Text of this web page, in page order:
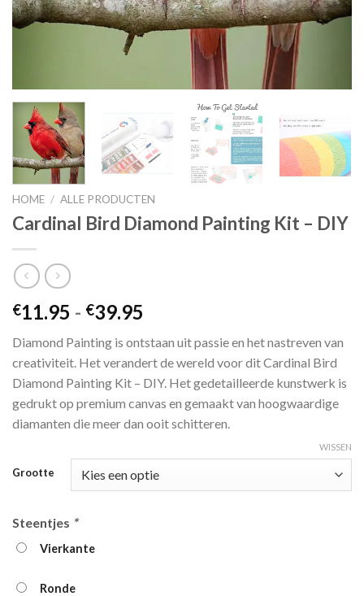
HOME / ALLE PRODUCTEN
Cardinal Bird Diamond Painting Kit – DIY
€11.95 - €39.95
tot
€39.95
Diamond Painting is ontstaan ​​uit passie en het nastreven van
creativiteit. Het verandert de wereld voor dit Cardinal Bird
Diamond Painting Kit – DIY. Het gedetailleerde kunstwerk is
gedrukt op premium canvas en gemaakt van hoogwaardige
diamanten die meer dan ooit schitteren.
Grootte
WISSEN
Steentjes *
Vierkante
Ronde